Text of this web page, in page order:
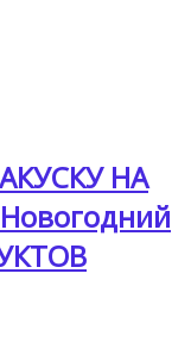
НА